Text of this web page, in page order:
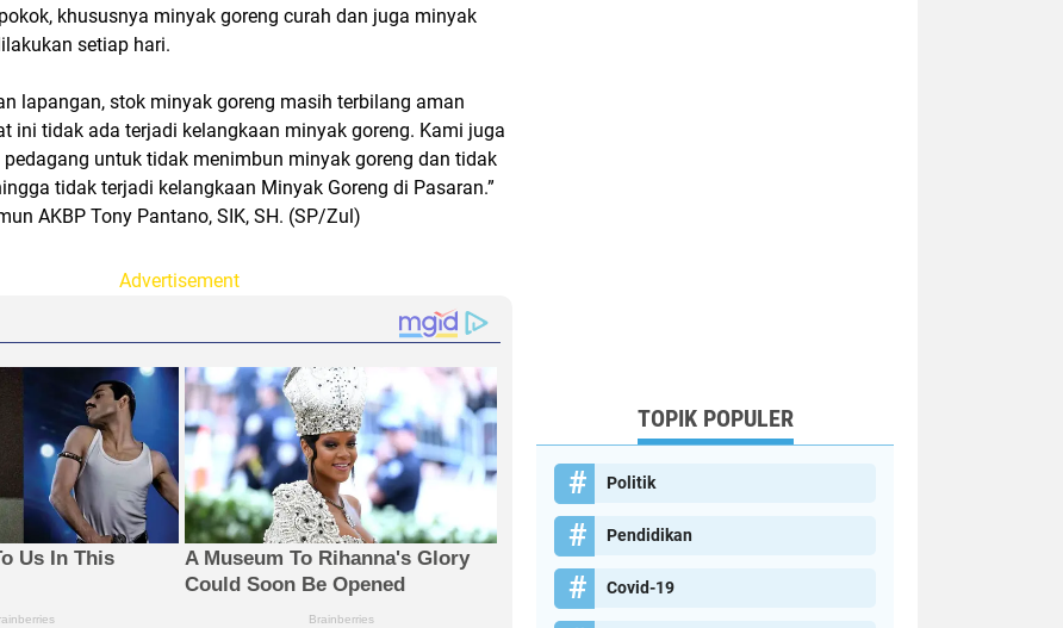
khususnya minyak goreng curah dan juga minyak
setiap hari.
lapangan, stok minyak goreng masih terbilang aman
ini tidak ada terjadi kelangkaan minyak goreng. Kami juga
untuk tidak menimbun minyak goreng dan tidak
tidak terjadi kelangkaan Minyak Goreng di Pasaran.”
AKBP Tony Pantano, SIK, SH. (SP/Zul)
Advertisement
TOPIK POPULER
Politik
Pendidikan
Covid-19